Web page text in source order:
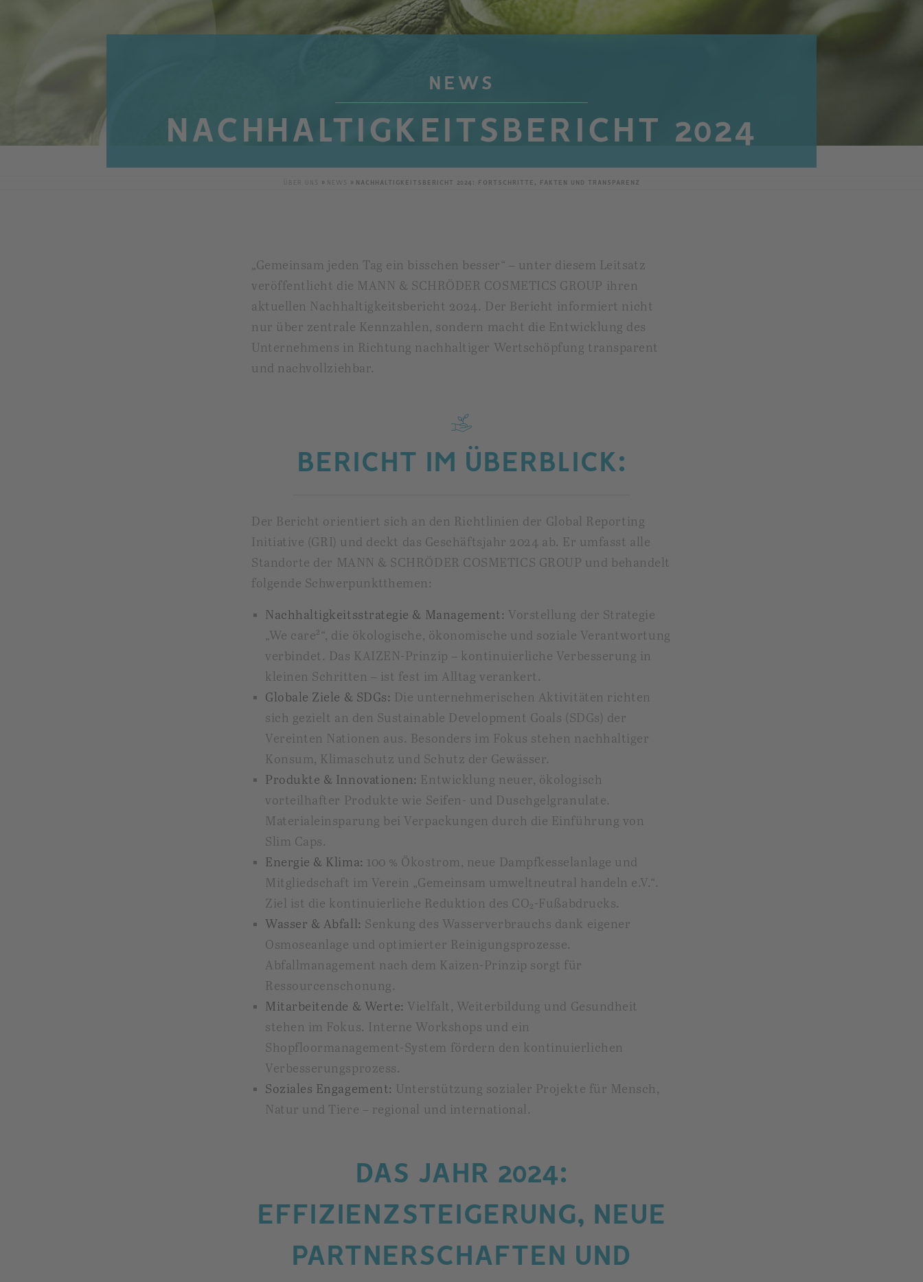
NEWS
NACHHALTIGKEITSBERICHT 2024
ÜBER UNS NACHHALTIGKEITSBERICHT 2024: FORTSCHRITTE, FAKTEN UND TRANSPARENZ
„Gemeinsam jeden Tag ein bisschen besser“ – unter diesem Leitsatz
veröffentlicht die MANN & SCHRÖDER COSMETICS GROUP ihren
aktuellen Nachhaltigkeitsbericht 2024. Der Bericht informiert nicht
nur über zentrale Kennzahlen, sondern macht die Entwicklung des
Unternehmens in Richtung nachhaltiger Wertschöpfung transparent
und nachvollziehbar.
BERICHT IM ÜBERBLICK:
Der Bericht orientiert sich an den Richtlinien der Global Reporting
Initiative (GRI) und deckt das Geschäftsjahr 2024 ab. Er umfasst alle
Standorte der MANN & SCHRÖDER COSMETICS GROUP und behandelt
folgende Schwerpunktthemen:
Nachhaltigkeitsstrategie & Management: Vorstellung der Strategie
„We care²“, die ökologische, ökonomische und soziale Verantwortung
verbindet. Das KAIZEN-Prinzip – kontinuierliche Verbesserung in
kleinen Schritten – ist fest im Alltag verankert.
Globale Ziele & SDGs: Die unternehmerischen Aktivitäten richten
sich gezielt an den Sustainable Development Goals (SDGs) der
Vereinten Nationen aus. Besonders im Fokus stehen nachhaltiger
Konsum, Klimaschutz und Schutz der Gewässer.
Produkte & Innovationen: Entwicklung neuer, ökologisch
vorteilhafter Produkte wie Seifen- und Duschgelgranulate.
Materialeinsparung bei Verpackungen durch die Einführung von
Slim Caps.
Energie & Klima: 100 % Ökostrom, neue Dampfkesselanlage und
Mitgliedschaft im Verein „Gemeinsam umweltneutral handeln e.V.“.
Ziel ist die kontinuierliche Reduktion des CO₂-Fußabdrucks.
Wasser & Abfall: Senkung des Wasserverbrauchs dank eigener
Osmoseanlage und optimierter Reinigungsprozesse.
Abfallmanagement nach dem Kaizen-Prinzip sorgt für
Ressourcenschonung.
Mitarbeitende & Werte: Vielfalt, Weiterbildung und Gesundheit
stehen im Fokus. Interne Workshops und ein
Shopfloormanagement-System fördern den kontinuierlichen
Verbesserungsprozess.
Soziales Engagement: Unterstützung sozialer Projekte für Mensch,
Natur und Tiere – regional und international.
DAS JAHR 2024:
EFFIZIENZSTEIGERUNG, NEUE
PARTNERSCHAFTEN UND